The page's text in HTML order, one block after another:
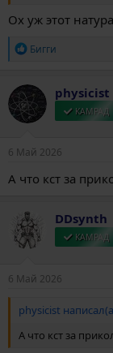
Ох уж этот
Р
к
ц
и
и
Бигги
physicist
КАМРАД
6 Май 2026
А что кст за
DDsynth
КАМРАД
6 Май 2026
physicist
А что кст за